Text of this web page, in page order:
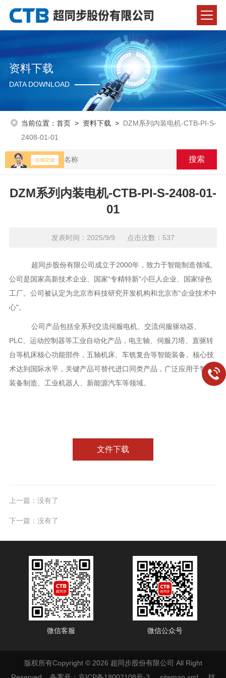
资料下载
DATA DOWNLOAD
当前位置： 首页> 资料下载 > DZM系列内装电机-CTB-PI-S-
2408-01-01
DZM系列内装电机-CTB-PI-S-2408-01-
01
发表时间：2025/9/9 点击次数：537
超同步股份有限公司成立于2000年，致力于智能制造领域。
公司是国家高新技术企业、国家“专精特新"小巨人企业、国家绿色
工厂。公司被认定为北京市科技研究开发机构和北京市“企业技术中
心"。
公司产品包括全系列交流伺服电机、交流伺服驱动器、
PLC、运动控制器等工业自动化产品，电主轴、伺服刀塔、直驱转
台等机床核心功能部件，五轴机床、车铣复合等智能装备。核心技
术达到国际水平，关键产品可替代进口同类产品，广泛应用于智能
装备制造、工业机器人、新能源汽车等领域。
文件下载
上一篇：没有了
下一篇：没有了
微信客服 微信公众号
版权所有Copyright © 2026 超同步股份有限公司 All Right